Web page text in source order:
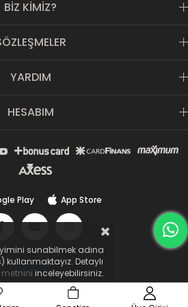
anlayışını e-ticaret sektörüne de
Doğuş Kozmetik SPA Group
kuruluşudur.
BİZ KİMİZ?
YARDIM
HESABIM
Play App Store
sunabilmek adına
kullanmaktayız. Detaylı
metnini inceleyebilirsiniz.